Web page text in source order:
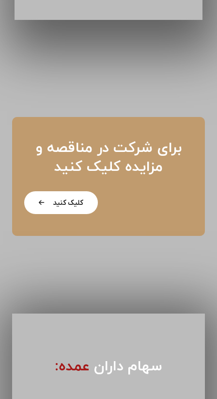
برای شرکت در مناقصه و
مزایده کلیک کنید
کلیک کنید
سهام داران عمده: